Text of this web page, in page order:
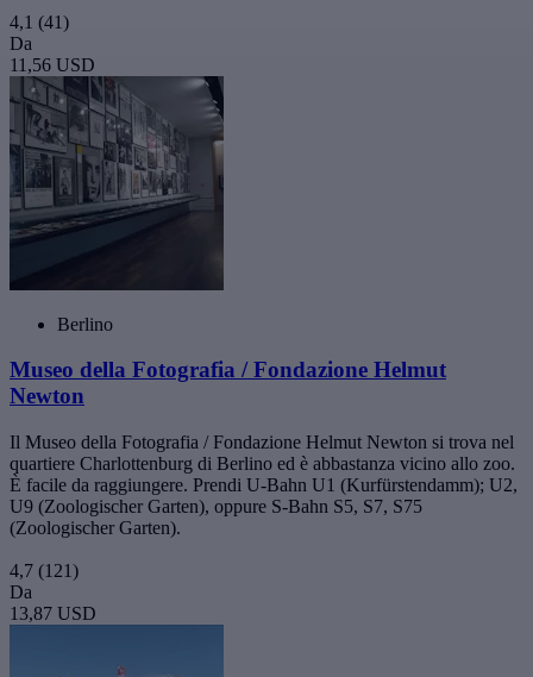
4,1 (41)
Da
11,56 USD
Berlino
Museo della Fotografia / Fondazione Helmut
Newton
Il Museo della Fotografia / Fondazione Helmut Newton si trova nel
quartiere Charlottenburg di Berlino ed è abbastanza vicino allo zoo.
È facile da raggiungere. Prendi U-Bahn U1 (Kurfürstendamm); U2,
U9 (Zoologischer Garten), oppure S-Bahn S5, S7, S75
(Zoologischer Garten).
4,7 (121)
Da
13,87 USD